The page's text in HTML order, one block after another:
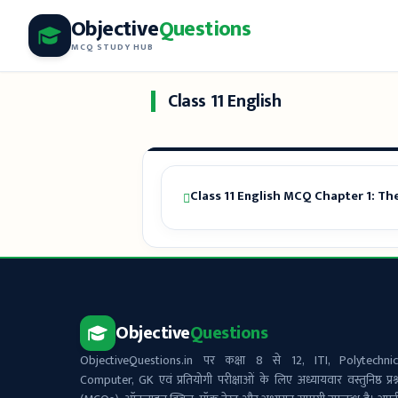
content
ObjectiveQuestions
MCQ STUDY HUB
Class 11 English
Class 11 English MCQ Chapter 1:
ObjectiveQuestions
ObjectiveQuestions.in पर कक्षा 8 से 12, ITI,
Computer, GK एवं प्रतियोगी परीक्षाओं के लिए अध्यायवार वस्तुनिष्ठ